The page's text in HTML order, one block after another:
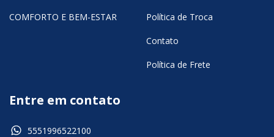
COMFORTO E BEM-ESTAR Política de Troca
Contato
Política de Frete
Entre em contato
5551996522100